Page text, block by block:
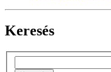
Keresés